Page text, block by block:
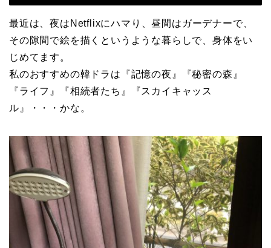
最近は、夜はNetflixにハマり、昼間はガーデナーで、
その隙間で絵を描くというような暮らしで、身体をい
じめてます。
私のおすすめの韓ドラは『記憶の夜』『秘密の森』
『ライフ』『相続者たち』『スカイキャッス
ル』・・・かな。